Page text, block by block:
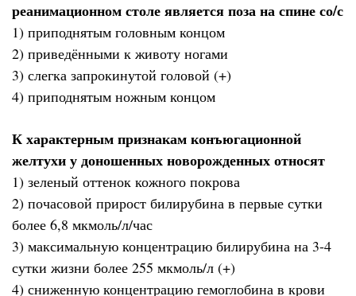
реанимационном столе является поза на спине со/с
1) приподнятым головным концом
2) приведёнными к животу ногами
3) слегка запрокинутой головой (+)
4) приподнятым ножным концом
К характерным признакам конъюгационной
желтухи у доношенных новорожденных относят
1) зеленый оттенок кожного покрова
2) почасовой прирост билирубина в первые сутки
более 6,8 мкмоль/л/час
3) максимальную концентрацию билирубина на 3-4
сутки жизни более 255 мкмоль/л (+)
4) сниженную концентрацию гемоглобина в крови